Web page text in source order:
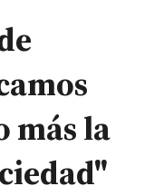
más la